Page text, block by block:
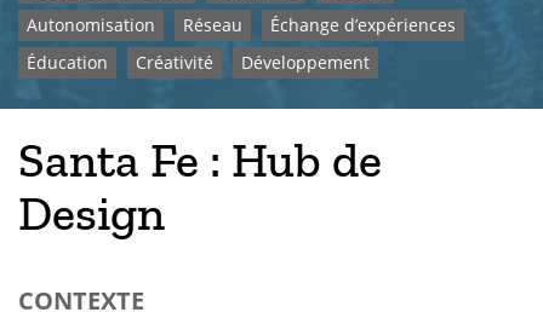
Autonomisation
Réseau
Échange d’expériences
Éducation
Créativité Développement
Santa Fe : Hub de
Design
CONTEXTE